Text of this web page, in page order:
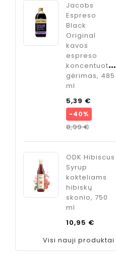
Jacobs
Espreso
Black
Original
kavos
espreso
koncentuotas
gėrimas, 485
ml
5,39 €
−40%
8,99 €Kaina
ODK Hibiscus
Syrup
kokteliams
hibiskų
skonio, 750
ml
10,95 €
Visi nauji produktai